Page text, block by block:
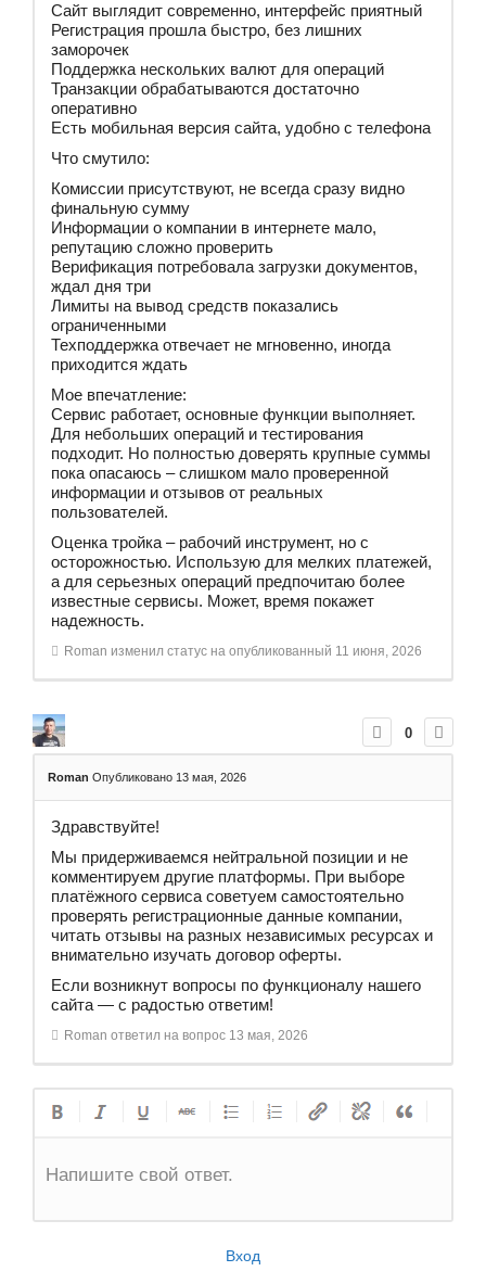
Сайт выглядит современно, интерфейс приятный
Регистрация прошла быстро, без лишних
заморочек
Поддержка нескольких валют для операций
Транзакции обрабатываются достаточно
оперативно
Есть мобильная версия сайта, удобно с телефона
Что смутило:
Комиссии присутствуют, не всегда сразу видно
финальную сумму
Информации о компании в интернете мало,
репутацию сложно проверить
Верификация потребовала загрузки документов,
ждал дня три
Лимиты на вывод средств показались
ограниченными
Техподдержка отвечает не мгновенно, иногда
приходится ждать
Мое впечатление:
Сервис работает, основные функции выполняет.
Для небольших операций и тестирования
подходит. Но полностью доверять крупные суммы
пока опасаюсь – слишком мало проверенной
информации и отзывов от реальных
пользователей.
Оценка тройка – рабочий инструмент, но с
осторожностью. Использую для мелких платежей,
а для серьезных операций предпочитаю более
известные сервисы. Может, время покажет
надежность.
Roman изменил статус на опубликованный 11 июня, 2026
0
Roman Опубликовано 13 мая, 2026
Здравствуйте!
Мы придерживаемся нейтральной позиции и не
комментируем другие платформы. При выборе
платёжного сервиса советуем самостоятельно
проверять регистрационные данные компании,
читать отзывы на разных независимых ресурсах и
внимательно изучать договор оферты.
Если возникнут вопросы по функционалу нашего
сайта — с радостью ответим!
Roman ответил на вопрос 13 мая, 2026
Напишите свой ответ.
Вход